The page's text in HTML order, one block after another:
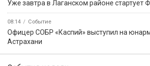
Уже завтра в Лаганском районе стартует
08:14 Событие
Офицер СОБР «Каспий» выступил на
Астрахани